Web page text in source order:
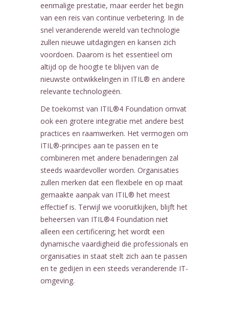
eenmalige prestatie, maar eerder het begin
van een reis van continue verbetering. In de
snel veranderende wereld van technologie
zullen nieuwe uitdagingen en kansen zich
voordoen. Daarom is het essentieel om
altijd op de hoogte te blijven van de
nieuwste ontwikkelingen in ITIL® en andere
relevante technologieën.
De toekomst van ITIL®4 Foundation omvat
ook een grotere integratie met andere best
practices en raamwerken. Het vermogen om
ITIL®-principes aan te passen en te
combineren met andere benaderingen zal
steeds waardevoller worden. Organisaties
zullen merken dat een flexibele en op maat
gemaakte aanpak van ITIL® het meest
effectief is. Terwijl we vooruitkijken, blijft het
beheersen van ITIL®4 Foundation niet
alleen een certificering; het wordt een
dynamische vaardigheid die professionals en
organisaties in staat stelt zich aan te passen
en te gedijen in een steeds veranderende IT-
omgeving.